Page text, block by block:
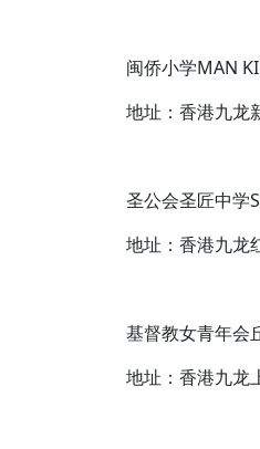
闽侨小学MAN
地址：香港九龙
圣公会圣匠中学
地址：香港九龙
基督教女青年会
地址：香港九龙